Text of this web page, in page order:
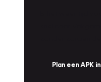
Plan een APK in